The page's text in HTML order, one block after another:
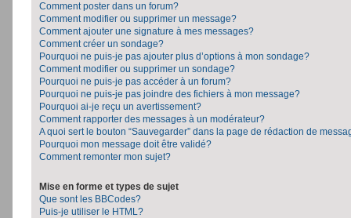
Comment poster dans un forum?
Comment modifier ou supprimer un message?
Comment ajouter une signature à mes messages?
Comment créer un sondage?
Pourquoi ne puis-je pas ajouter plus d’options à mon sondage?
Comment modifier ou supprimer un sondage?
Pourquoi ne puis-je pas accéder à un forum?
Pourquoi ne puis-je pas joindre des fichiers à mon message?
Pourquoi ai-je reçu un avertissement?
Comment rapporter des messages à un modérateur?
A quoi sert le bouton “Sauvegarder” dans la page de rédaction de
Pourquoi mon message doit être validé?
Comment remonter mon sujet?
Mise en forme et types de sujet
Que sont les BBCodes?
Puis-je utiliser le HTML?